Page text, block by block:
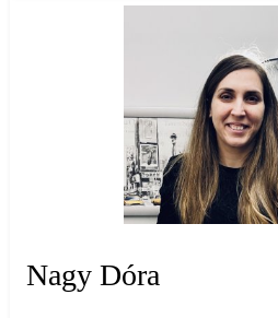
Nagy Dóra